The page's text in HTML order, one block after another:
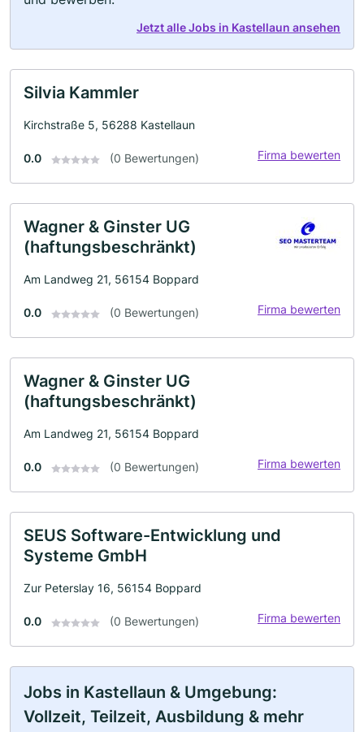
Jetzt alle Jobs in Kastellaun ansehen
Silvia Kammler
Kirchstraße 5, 56288 Kastellaun
0.0 (0 Bewertungen) Firma bewerten
Wagner & Ginster UG
(haftungsbeschränkt)
Am Landweg 21, 56154 Boppard
0.0 (0 Bewertungen) Firma bewerten
Wagner & Ginster UG
(haftungsbeschränkt)
Am Landweg 21, 56154 Boppard
0.0 (0 Bewertungen) Firma bewerten
SEUS Software-Entwicklung und
Systeme GmbH
Zur Peterslay 16, 56154 Boppard
0.0 (0 Bewertungen) Firma bewerten
Jobs in Kastellaun & Umgebung:
Vollzeit, Teilzeit, Ausbildung & mehr